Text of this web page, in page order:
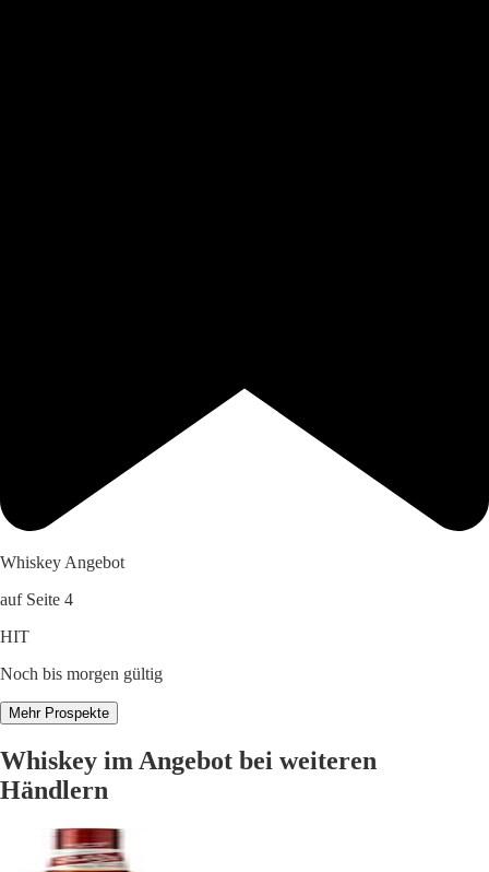
Whiskey Angebot
auf Seite 4
HIT
Noch bis morgen gültig
Mehr Prospekte
Whiskey im Angebot bei weiteren
Händlern